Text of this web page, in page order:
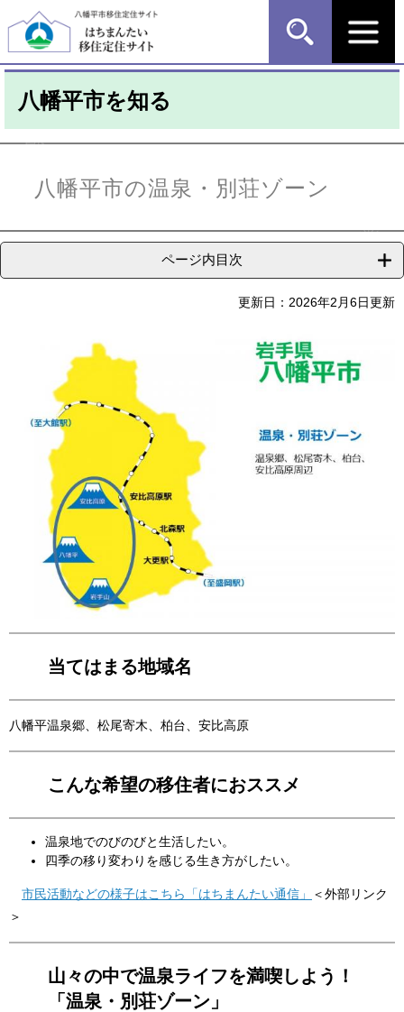
ー
の
す
ニ
ー
し
八幡平市を知る
八幡平市の温泉・別荘ゾーン
ページ内目次
更新日：2026年2月6日更新
当てはまる地域名
八幡平温泉郷、松尾寄木、柏台、安比高原
こんな希望の移住者におススメ
温泉地でのびのびと生活したい。
四季の移り変わりを感じる生き方がしたい。
市民活動などの様子はこちら「はちまんたい通信」
＜外部リンク
＞
山々の中で温泉ライフを満喫しよう！
「温泉・別荘ゾーン」